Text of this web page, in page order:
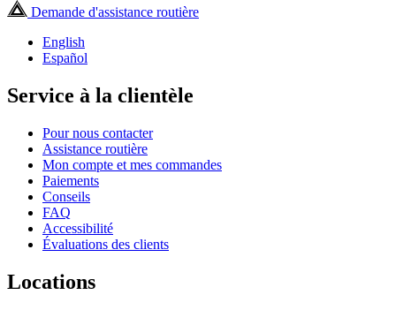
Demande d'assistance routière
English
Español
Service à la clientèle
Pour nous contacter
Assistance routière
Mon compte et mes commandes
Paiements
Conseils
FAQ
Accessibilité
Évaluations des clients
Locations